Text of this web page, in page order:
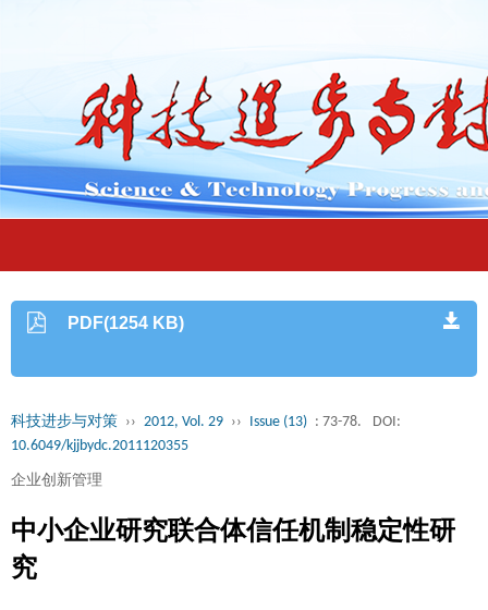
PDF(1254 KB)
科技进步与对策 ›› 2012, Vol. 29 ›› Issue (13) : 73-78.
DOI:
10.6049/kjjbydc.2011120355
企业创新管理
中小企业研究联合体信任机制稳定性研
究